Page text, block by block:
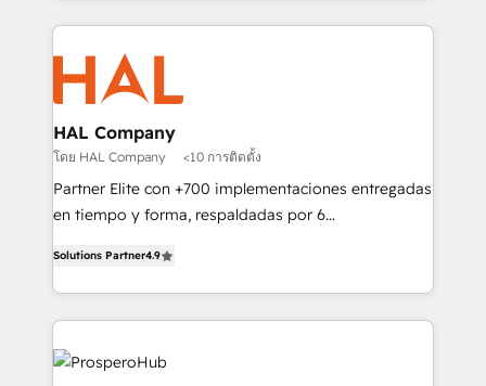
onboarding and implementation, web design, sales
& marketing automation, and digital marketing. With
extensive experience working with tech companies
and manufacturers since 2002, we are committed to
empowering our clients and developing their
autonomy. Get to grips with HubSpot through
guided implementation and seamless integration of
the CRM platform into your digital ecosystem. Would
marketing strategy? We'll provide support tailored
to your needs and sales objectives. With 125+
Accreditations. Based in Canada (coast to coast), our
HAL Company
โดย HAL Company <10 การติดตั้ง
Partner Elite con +700 implementaciones entregadas
en tiempo y forma, respaldadas por 6
Certified Trainers avalados por HubSpot Academy.
Acompañamos a las empresas en cada etapa de su
crecimiento integrando estrategia, tecnología y
procesos comerciales para potenciar resultados
reales. Nos caracterizamos por combinar excelencia
Solutions Partner4.9